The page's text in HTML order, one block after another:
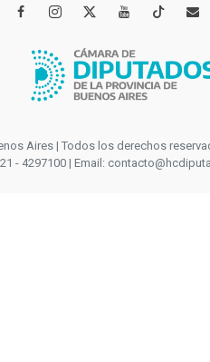
  
Aires | Todos los derechos
- 4297100 | Email: